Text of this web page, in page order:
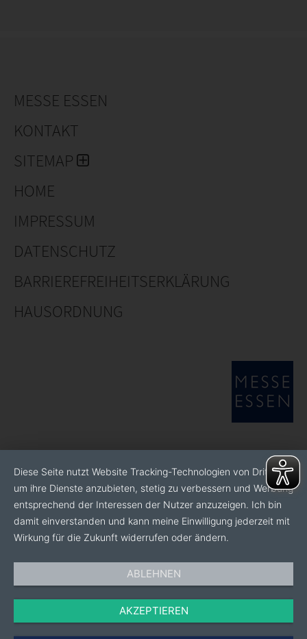
MESSE ESSEN
KONTAKT
SITEMAP
HOME
IMPRESSUM
DATENSCHUTZ
BARRIEREFREIHEITSERKLÄRUNG
HAUSORDNUNG
Diese Seite nutzt Website Tracking-Technologien von Dritten,
um ihre Dienste anzubieten, stetig zu verbessern und Werbung
entsprechend der Interessen der Nutzer anzuzeigen. Ich bin
damit einverstanden und kann meine Einwilligung jederzeit mit
Wirkung für die Zukunft widerrufen oder ändern.
ABLEHNEN
AKZEPTIEREN